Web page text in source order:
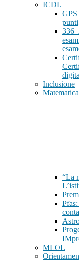
ICDL
GPS
punti
Inclusione
“La
MLOL